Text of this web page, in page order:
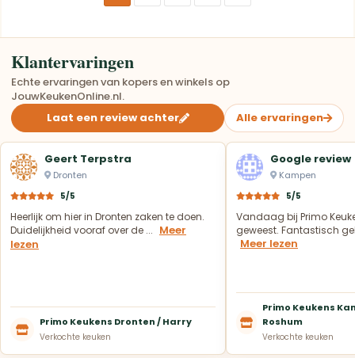
Klantervaringen
Echte ervaringen van kopers en winkels op
JouwKeukenOnline.nl.
Laat een review achter
Alle ervaringen
Geert Terpstra
Dronten
5/5
Heerlijk om hier in Dronten zaken te doen.
Duidelijkheid vooraf over de ... Meer
lezen
Primo Keukens Dronten / Harry
Verkochte keuken
Google review
Kampen
5/5
Vandaag bij Primo
geweest. Fantastisch
Meer lezen
Primo Keukens
Roshum
Verkochte keuken